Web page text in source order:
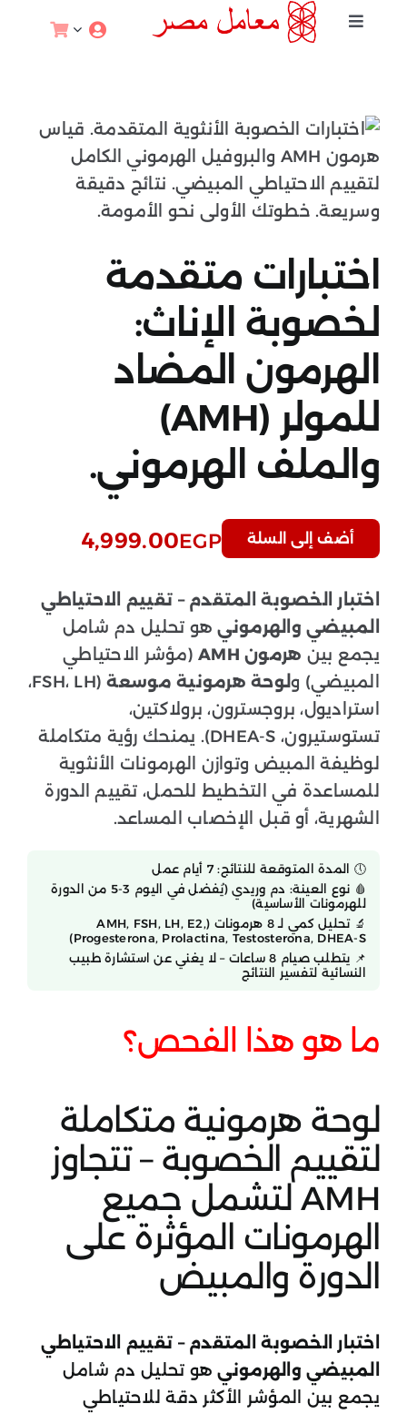
تخطي
Toggle
اختبارات الصحة الجنسية
التغذية والرياضة
علم الوراثة والأورام
اختبارات متقدمة
لخصوبة الإناث:
الهرمون المضاد
للمولر (AMH)
والملف الهرموني.
أضف إلى السلة 4,999.00EGP
اختبار الخصوبة المتقدم – تقييم الاحتياطي
المبيضي والهرمونيهو تحليل دم شامل
يجمع بين هرمون AMH
(مؤشر الاحتياطي
المبيضي) ولوحة هرمونية موسعة
(FSH، LH،
استراديول، بروجسترون، برولاكتين،
تستوستيرون، DHEA-S). يمنحك رؤية متكاملة
لوظيفة المبيض وتوازن الهرمونات الأنثوية
للمساعدة في التخطيط للحمل، تقييم الدورة
الشهرية، أو قبل الإخصاب المساعد.
🕔 المدة المتوقعة للنتائج: 7 أيام عمل
🩸 نوع العينة: دم وريدي (يُفضل في اليوم 3-5 من الدورة
للهرمونات الأساسية)
🔬 تحليل كمي لـ 8 هرمونات (AMH, FSH, LH, E2,
Progesterona, Prolactina, Testosterona, DHEA-S)
📌 يتطلب صيام 8 ساعات – لا يغني عن استشارة طبيب
النسائية لتفسير النتائج
ما هو هذا الفحص؟
لوحة هرمونية متكاملة
لتقييم الخصوبة – تتجاوز
AMH لتشمل جميع
الهرمونات المؤثرة على
الدورة والمبيض
اختبار الخصوبة المتقدم – تقييم الاحتياطي
المبيضي والهرمونيهو تحليل دم شامل
يجمع بين المؤشر الأكثر دقة للاحتياطي